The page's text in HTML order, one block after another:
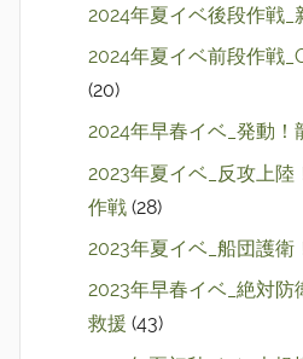
2024年夏イベ後段作戦_
2024年夏イベ前段作戦
(20)
2024年早春イベ_発動！
2023年夏イベ_反攻上
作戦 (28)
2023年夏イベ_船団護衛
2023年早春イベ_絶対防
救援 (43)